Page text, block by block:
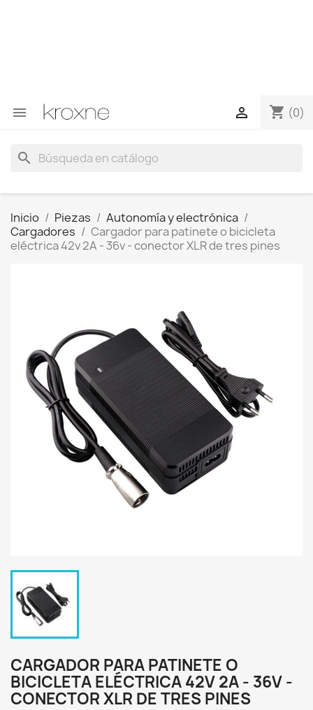
 shopping_cart (0)

search
Inicio Piezas
Autonomía y electrónica
Cargadores
Cargador para patinete o bicicleta
eléctrica 42v 2A - 36v - conector XLR de tres pines
CARGADOR PARA PATINETE O
BICICLETA ELÉCTRICA 42V 2A - 36V -
CONECTOR XLR DE TRES PINES